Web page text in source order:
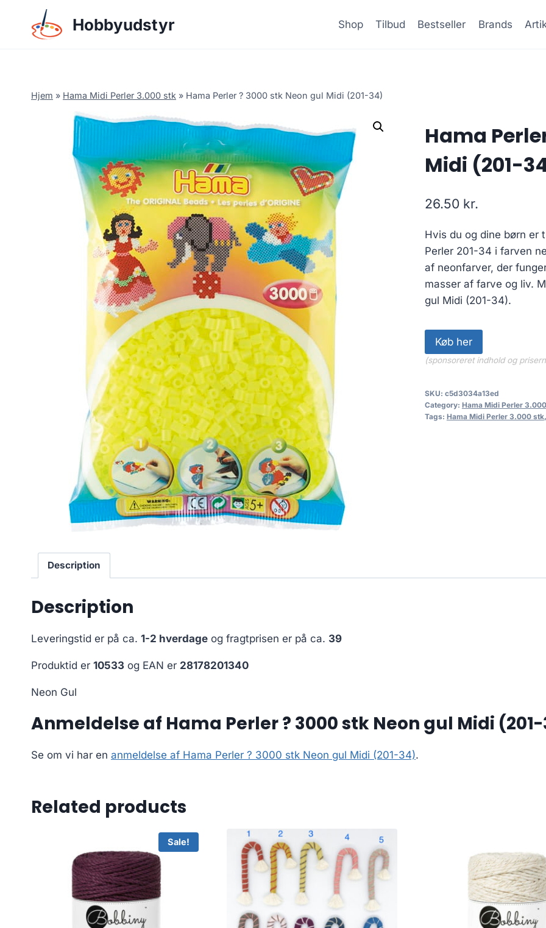
content
Hobbyudstyr Shop Tilbud Bestseller Brands
Hjem » Hama Midi Perler 3.000 stk » Hama Perler ? 3000 stk Neon gul Midi (201-34)
Hama
Midi (201-
26.50 kr.
Hvis du og dine børn er
Perler 201-34 i farven
af neonfarver, der
masser af farve og liv.
gul Midi (201-34).
Køb her
(sponsoreret indhold og
SKU: c5d3034a13ed
Category: Hama Midi Perler
Tags: Hama Midi Perler 3.000 stk
Description
Description
Leveringstid er på ca. 1-2 hverdage og fragtprisen er på ca. 39
Produktid er 10533 og EAN er 28178201340
Neon Gul
Anmeldelse af Hama Perler ? 3000 stk Neon gul Midi
Se om vi har en anmeldelse af Hama Perler ? 3000 stk Neon gul Midi (201-34).
Related products
Sale!